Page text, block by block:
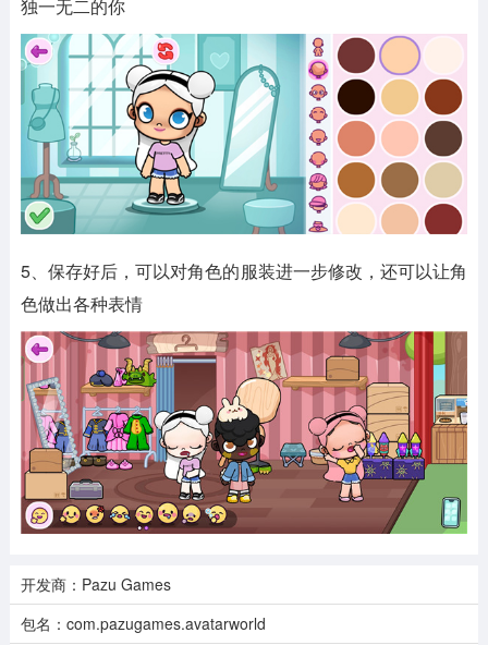
独一无二的你
5、保存好后，可以对角色的服装进一步修改，还可以让角
色做出各种表情
开发商：Pazu Games
包名：com.pazugames.avatarworld